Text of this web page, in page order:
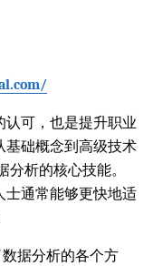
认可，也是提升职业
基础概念到高级技术
析的核心技能。
士通常能够更快地适
数据分析的各个方